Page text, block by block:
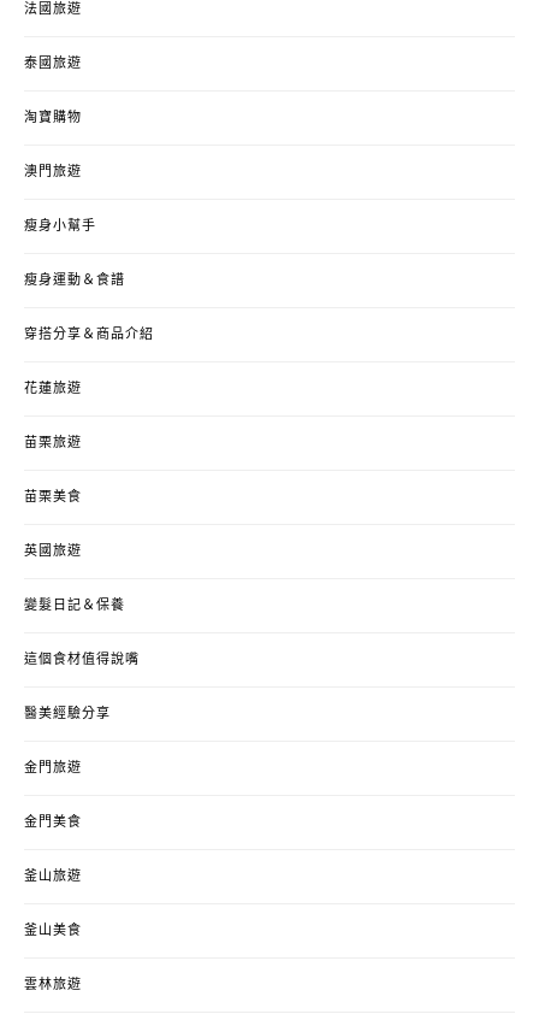
法國旅遊
泰國旅遊
淘寶購物
澳門旅遊
瘦身小幫手
瘦身運動＆食譜
穿搭分享＆商品介紹
花蓮旅遊
苗栗旅遊
苗栗美食
英國旅遊
變髮日記＆保養
這個食材值得說嘴
醫美經驗分享
金門旅遊
金門美食
釜山旅遊
釜山美食
雲林旅遊